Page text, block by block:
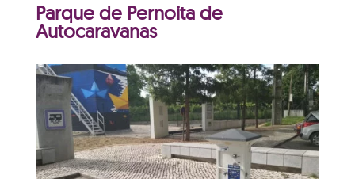
Parque de Pernoita de
Autocaravanas